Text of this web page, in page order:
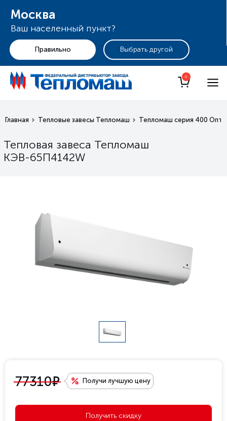
Москва
Ваш населенный пункт?
+7 (495) 255-19-29
0
Главная Тепловые завесы Тепломаш Тепломаш серия 400
Тепловая завеса Тепломаш
КЭВ-65П4142W
77310е Получи лучшую цену
Получить скидку